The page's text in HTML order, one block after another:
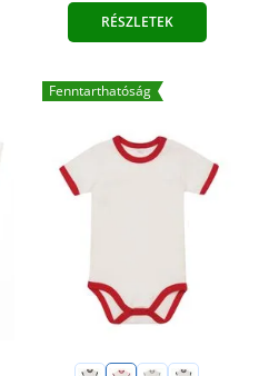
RÉSZLETEK
Fenntarthatóság